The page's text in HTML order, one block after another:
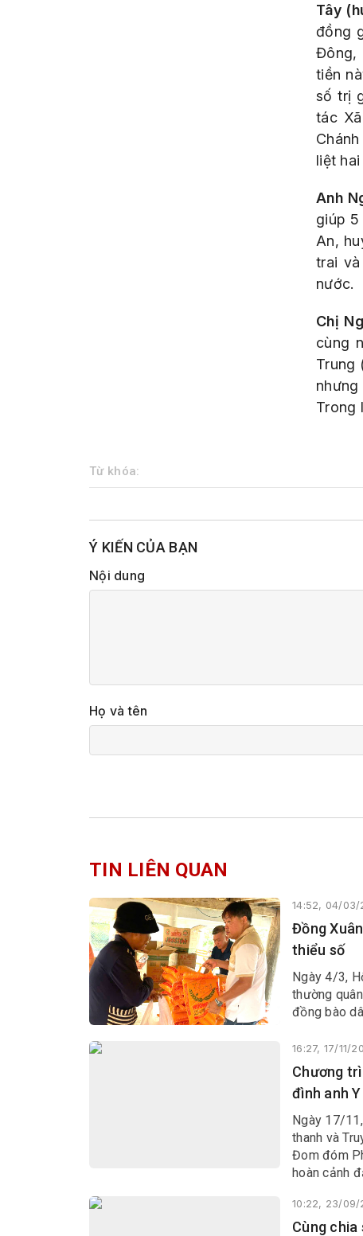
Tây
đồng
Đông,
tiền
số trị
tác
liệt
Anh
giúp
An,
trai
nước.
Chị
cùng
Trung
Trong
Từ khóa:
Ý KIẾN CỦA BẠN
Nội dung
Họ và tên
TIN LIÊN QUAN
14:52, 04/03/
Đồng
thiểu số
Ngày 4/3,
thường
đồng bào
16:27, 17/11/
Chương
đình anh
Ngày 17/
thanh và
Đom đóm
hoàn cảnh
10:22, 23/09/
Cùng chia